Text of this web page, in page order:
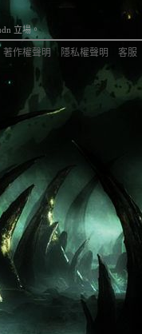
立場。
著作權聲明 隱私權聲明 客服